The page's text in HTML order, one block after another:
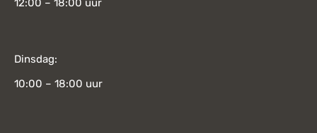
12:00 – 18:00 uur
Dinsdag:
10:00 – 18:00 uur